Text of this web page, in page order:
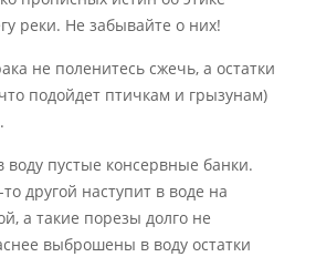
реки. Не забывайте о них!
не поленитесь сжечь, а остатки
подойдет птичкам и грызунам)
пустые консервные банки.
другой наступит в воде на
а такие порезы долго не
выброшены в воду остатки